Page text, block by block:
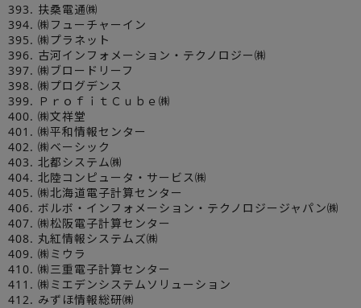
393. 扶桑電通㈱
394. ㈱フューチャーイン
395. ㈱プラネット
396. 古河インフォメーション・テクノロジー㈱
397. ㈱ブロードリーフ
398. ㈱プログデンス
399. ＰｒｏｆｉｔＣｕｂｅ㈱
400. ㈱文祥堂
401. ㈱平和情報センター
402. ㈱ベーシック
403. 北都システム㈱
404. 北陸コンピュータ・サービス㈱
405. ㈱北海道電子計算センター
406. ボルボ・インフォメーション・テクノロジージャパン㈱
407. ㈱松阪電子計算センター
408. 丸紅情報システムズ㈱
409. ㈱ミウラ
410. ㈱三重電子計算センター
411. ㈱ミエデンシステムソリューション
412. みずほ情報総研㈱